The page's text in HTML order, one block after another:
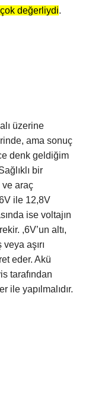
değerliydi.
üzerine
ama sonuç
denk geldiğim
bir
ve araç
ile 12,8V
ise voltajın
,6V’un altı,
aşırı
eder. Akü
tarafından
ile yapılmalıdır.